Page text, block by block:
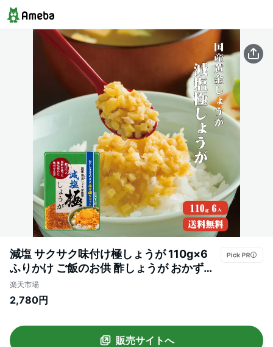
減塩 サクサク味付け極しょうが 110g×6
ふりかけ ご飯のお供 酢しょうが おかず生
姜 万能調味料 生姜 しょうが ショウガ 国産
【送料無料】
楽天市場
2,780円
販売サイトへ